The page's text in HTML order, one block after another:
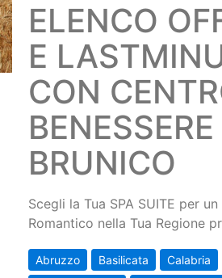
ELENCO
E
CON
BRUNICO
Scegli la Tua SPA SUITE per un
Romantico nella Tua Regione
Abruzzo Basilicata Calabria